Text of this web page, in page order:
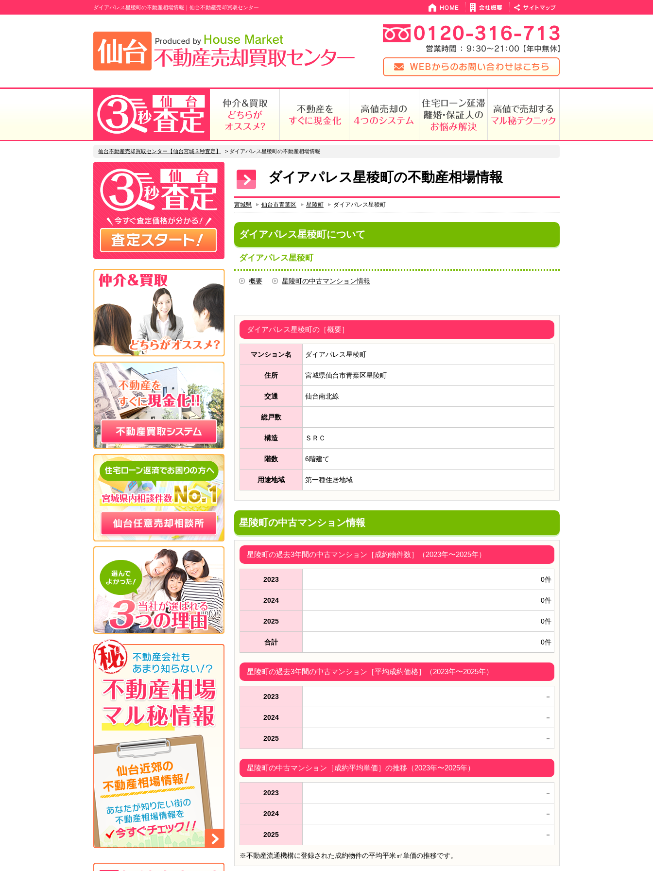
ダイアパレス星稜町の不動産相場情報｜仙台不動産売却買取センター
仙台不動産売却買取センター【仙台宮城３秒査定】 > ダイアパレス星稜町の不動産相場情報
ダイアパレス星稜町の不動産相場情報
宮城県 仙台市青葉区 星陵町 ダイアパレス星稜町
ダイアパレス星稜町について
ダイアパレス星稜町
概要 星陵町の中古マンション情報
ダイアパレス星稜町の［概要］
マンション名 ダイアパレス星稜町
住所 宮城県仙台市青葉区星陵町
交通 仙台南北線
総戸数
構造 ＳＲＣ
階数 6階建て
用途地域 第一種住居地域
星陵町の中古マンション情報
星陵町の過去3年間の中古マンション［成約物件数］（2023年〜2025年）
2023 0件
2024 0件
2025 0件
合計 0件
星陵町の過去3年間の中古マンション［平均成約価格］（2023年〜2025年）
2023 －
2024 －
2025 －
星陵町の中古マンション［成約平均単価］の推移（2023年〜2025年）
2023 －
2024 －
2025 －
※不動産流通機構に登録された成約物件の平均平米㎡単価の推移です。